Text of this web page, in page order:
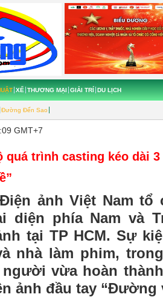
Đường Đến Sao
XẾ THƯƠNG MẠI GIẢI TRÍ DU LỊCH
GMT+7
quá trình casting kéo dài
ảnh Việt Nam
diện phía Nam và
tại TP HCM. Sự
nhà làm phim,
người vừa hoàn
ảnh đầu tay “Đường